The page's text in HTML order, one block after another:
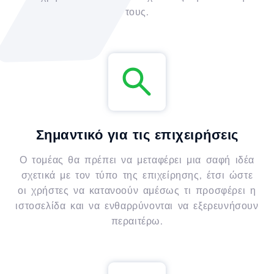
τους.
Σημαντικό για τις επιχειρήσεις
Ο τομέας θα πρέπει να μεταφέρει μια σαφή ιδέα
σχετικά με τον τύπο της επιχείρησης, έτσι ώστε
οι χρήστες να κατανοούν αμέσως τι προσφέρει η
ιστοσελίδα και να ενθαρρύνονται να εξερευνήσουν
περαιτέρω.